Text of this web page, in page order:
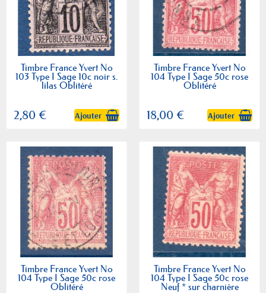
Timbre France Yvert No
103 Type I Sage 10c noir s.
lilas Oblitéré
2,80 € Ajouter
Timbre France Yvert No
104 Type I Sage 50c rose
Oblitéré
18,00 € Ajouter
Timbre France Yvert No
104 Type I Sage 50c rose
Oblitéré
Timbre France Yvert No
104 Type I Sage 50c rose
Neuf * sur charnière